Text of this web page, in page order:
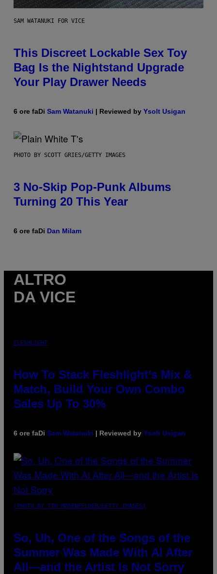
SAM WATANUKI FOR VICE
This Discreet Lockable Sex Toy
Bag Is the Nightstand Upgrade
Your Play Drawer Needs
6 ore faDi Sam Watanuki | Reviewed by Ysolt Usigan
PHOTO BY SCOTT GRIES/GETTY IMAGES
3 No-Skip Pop-Punk Albums
Turning 20 This Year
6 ore faDi Dan Milam
ALTRO
DA VICE
FLESHLIGHT
How To Stack Fleshlight’s Mix &
Match, Build Your Own Combo
Sales Up To 30%
6 ore faDi Sam Watanuki | Reviewed by Ysolt Usigan
(PHOTO BY TIM MOSENFELDER/GETTY IMAGES)
So, Uh, One of the Songs of the
Summer Was Made With AI After
All—and the Artist Is Not Sorry